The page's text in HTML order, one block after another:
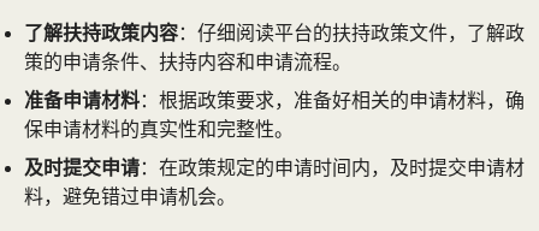
了解扶持政策内容：仔细阅读平台的扶持政策文件，了解政
策的申请条件、扶持内容和申请流程。
准备申请材料：根据政策要求，准备好相关的申请材料，确
保申请材料的真实性和完整性。
及时提交申请：在政策规定的申请时间内，及时提交申请材
料，避免错过申请机会。